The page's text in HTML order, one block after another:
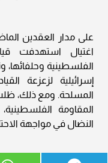
على مدار العقدين
اغتيال استهدفت
الفلسطينية وحلفائها،
إسرائيلية لزعزعة
المسلحة. ومع ذلك، ظلت
المقاومة
النضال في مواجهة